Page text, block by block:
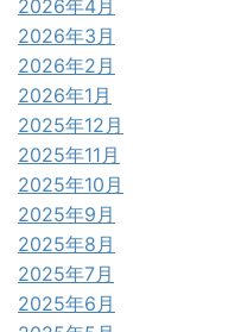
2026年4月
2026年3月
2026年2月
2026年1月
2025年12月
2025年11月
2025年10月
2025年9月
2025年8月
2025年7月
2025年6月